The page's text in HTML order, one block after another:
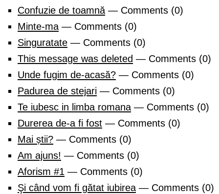
Confuzie de toamnă — Comments (0)
Minte-ma — Comments (0)
Singuratate — Comments (0)
This message was deleted — Comments (0)
Unde fugim de-acasă? — Comments (0)
Padurea de stejari — Comments (0)
Te iubesc in limba romana — Comments (0)
Durerea de-a fi fost — Comments (0)
Mai știi? — Comments (0)
Am ajuns! — Comments (0)
Aforism #1 — Comments (0)
Şi când vom fi gătat iubirea — Comments (0)